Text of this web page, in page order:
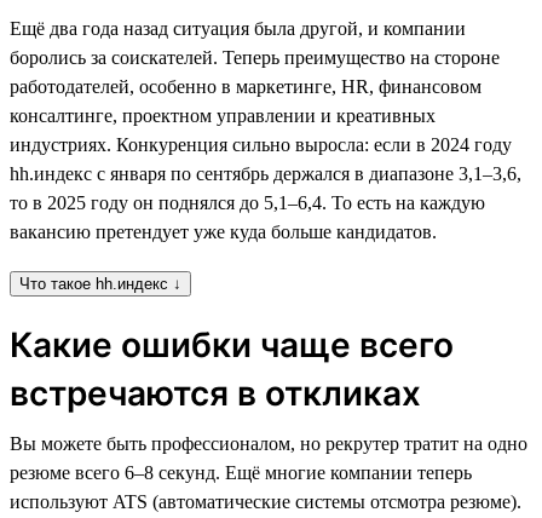
Ещё два года назад ситуация была другой, и компании
боролись за соискателей. Теперь преимущество на стороне
работодателей, особенно в маркетинге, HR, финансовом
консалтинге, проектном управлении и креативных
индустриях. Конкуренция сильно выросла: если в 2024 году
hh.индекс с января по сентябрь держался в диапазоне 3,1–3,6,
то в 2025 году он поднялся до 5,1–6,4. То есть на каждую
вакансию претендует уже куда больше кандидатов.
Что такое hh.индекс ↓
Какие ошибки чаще всего
встречаются в откликах
Вы можете быть профессионалом, но рекрутер тратит на одно
резюме всего 6–8 секунд. Ещё многие компании теперь
используют ATS (автоматические системы отсмотра резюме).